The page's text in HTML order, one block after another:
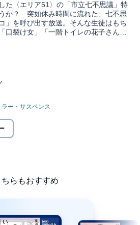
た〈エリア51〉の「市立七不思議」特
か？ 突如休み時間に流れた、七不思
」を呼び出す放送。そんな生徒はもち
口裂け女」「一階トイレの花子さん」
ぜこの三つなのだろう……。調査を進
気づく。ますます快調な、シリーズ第
Inc.
ちらもおすすめ